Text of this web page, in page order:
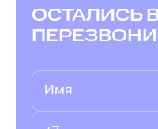
ОСТАЛИСЬ